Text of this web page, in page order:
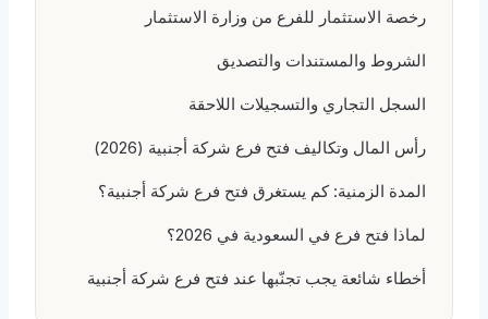
رخصة الاستثمار للفرع من وزارة الاستثمار
الشروط والمستندات والتصديق
السجل التجاري والتسجيلات اللاحقة
رأس المال وتكاليف فتح فرع شركة أجنبية (2026)
المدة الزمنية: كم يستغرق فتح فرع شركة أجنبية؟
لماذا فتح فرع في السعودية في 2026؟
أخطاء شائعة يجب تجنّبها عند فتح فرع شركة أجنبية